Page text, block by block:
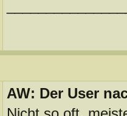
AW: Der User